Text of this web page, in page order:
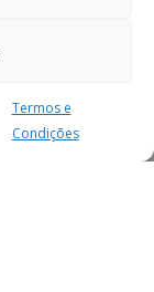
Termos e
Condições